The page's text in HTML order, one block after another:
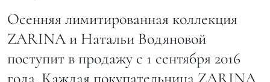
Осенняя лимитированная коллекция
ZARINA и Натальи Водяновой
поступит в продажу с 1 сентября 2016
года. Каждая покупательница ZARINA